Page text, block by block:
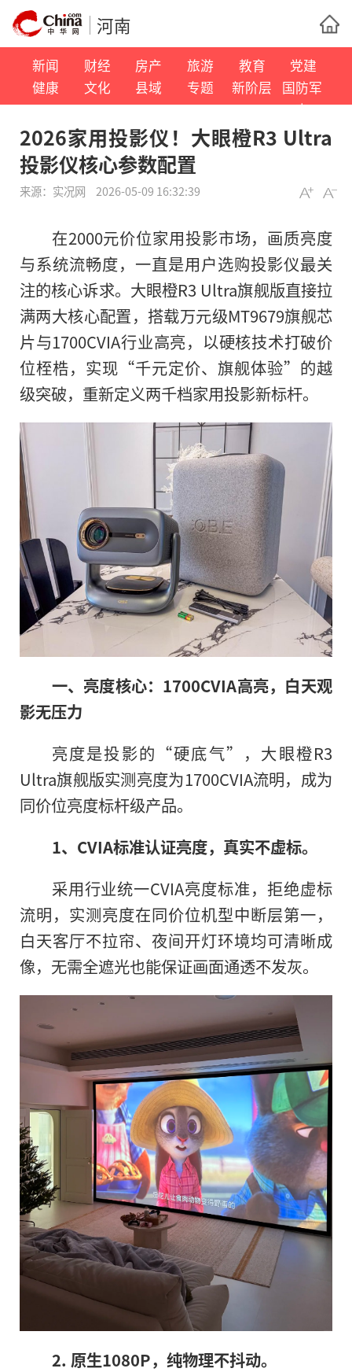
河南
新闻 财经 房产 旅游 教育
党建
健康
文化 县域 专题 新阶层
国防军
事
2026家用投影仪！大眼橙R3 Ultra
投影仪核心参数配置
来源： 实况网 2026-05-09 16:32:39
在2000元价位家用投影市场，画质亮度
与系统流畅度，一直是用户选购投影仪最关
注的核心诉求。大眼橙R3 Ultra旗舰版直接拉
满两大核心配置，搭载万元级MT9679旗舰芯
片与1700CVIA行业高亮，以硬核技术打破价
位桎梏，实现“千元定价、旗舰体验”的越
级突破，重新定义两千档家用投影新标杆。
一、亮度核心：1700CVIA高亮，白天观
影无压力
亮度是投影的“硬底气”，大眼橙R3
Ultra旗舰版实测亮度为1700CVIA流明，成为
同价位亮度标杆级产品。
1、CVIA标准认证亮度，真实不虚标。
采用行业统一CVIA亮度标准，拒绝虚标
流明，实测亮度在同价位机型中断层第一，
白天客厅不拉帘、夜间开灯环境均可清晰成
像，无需全遮光也能保证画面通透不发灰。
2. 原生1080P，纯物理不抖动。